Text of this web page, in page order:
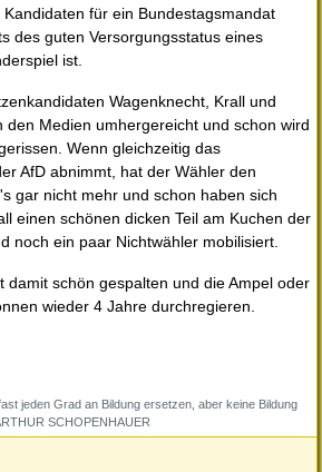
für ein Bundestagsmandat
des guten Versorgungsstatus eines
ist.
Wagenknecht, Krall und
den Medien umhergereicht und schon wird
Wenn gleichzeitig das
AfD abnimmt, hat der Wähler den
gar nicht mehr und schon haben sich
einen schönen dicken Teil am Kuchen der
noch ein paar Nichtwähler mobilisiert.
damit schön gespalten und die Ampel oder
wieder 4 Jahre durchregieren.
jeden Grad an Bildung ersetzen, aber keine Bildung
SCHOPENHAUER